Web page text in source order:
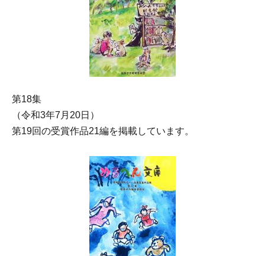
第18集
（令和3年7月20日）
第19回の受賞作品21編を掲載しています。